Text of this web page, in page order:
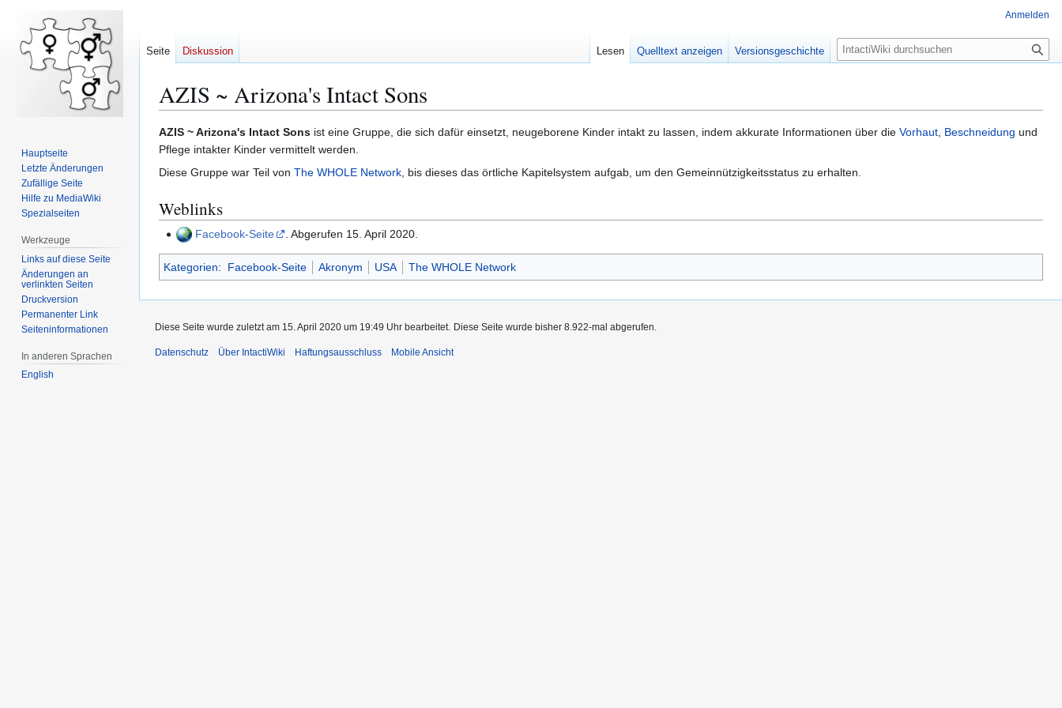
AZIS ~ Arizona's Intact Sons
Zur
Navigation
springen
Zur
Suche
springen
AZIS ~ Arizona's Intact Sons ist eine Gruppe, die sich dafür einsetzt, neugeborene Kinder intakt zu lassen, indem akkurate Informationen über die Vorhaut, Beschneidung und
Pflege intakter Kinder vermittelt werden.
Diese Gruppe war Teil von The WHOLE Network, bis dieses das örtliche Kapitelsystem aufgab, um den Gemeinnützigkeitsstatus zu erhalten.
Weblinks
Facebook-Seite . Abgerufen 15. April 2020.
Kategorien: Facebook-Seite Akronym USA The WHOLE Network
Anmelden
Seite Diskussion Lesen Quelltext anzeigen Versionsgeschichte
S
u
e
Hauptseite
Letzte Änderungen
Zufällige Seite
Hilfe zu MediaWiki
Spezialseiten
Werkzeuge
Links auf diese Seite
Änderungen an
verlinkten Seiten
Druckversion
Permanenter Link
Seiten­­informationen
In anderen Sprachen
English
Diese Seite wurde zuletzt am 15. April 2020 um 19:49 Uhr bearbeitet. Diese Seite wurde bisher 8.922-mal abgerufen.
Datenschutz Über IntactiWiki Haftungsausschluss Mobile Ansicht